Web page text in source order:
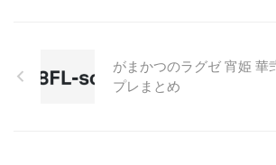
がまかつのラグゼ 宵姫 華
プレまとめ